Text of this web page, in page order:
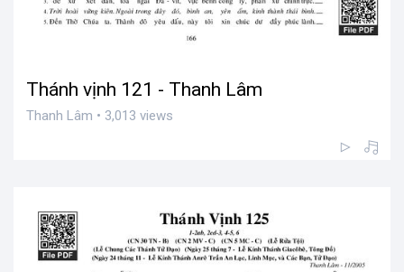
Thánh vịnh 121 - Thanh Lâm
Thanh Lâm • 3,013 views